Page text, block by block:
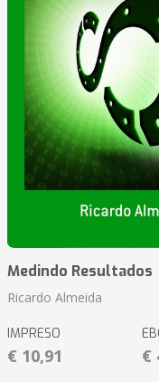
Medindo Resultados
Ricardo Almeida
IMPRESO
€ 10,91 €